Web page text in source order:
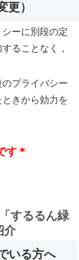
）
ーに別段の定
ることなく，
プライバシー
きから効力を
す＊
するるん緑
介
いる方へ